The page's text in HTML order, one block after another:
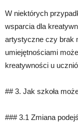
W niektórych
wsparcia dla
artystyczne czy brak
umiejętnościami
kreatywności u
## 3. Jak szkoła
### 3.1 Zmiana